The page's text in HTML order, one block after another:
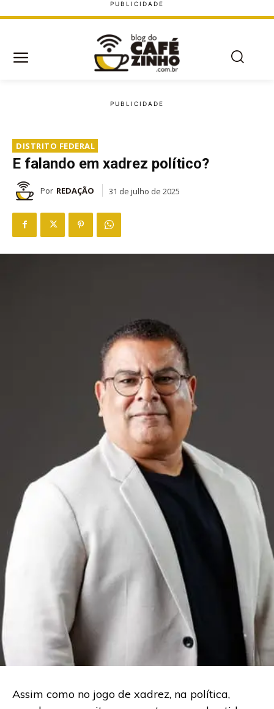
DISTRITO FEDERAL
E falando em xadrez político?
Por REDAÇÃO 31 de julho de 2025
Assim como no jogo de xadrez, na política,